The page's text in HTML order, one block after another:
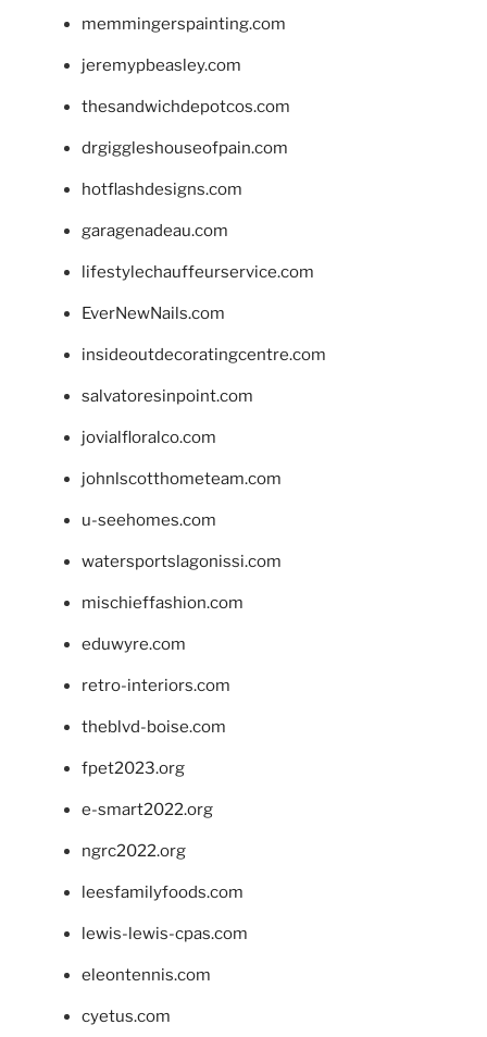
memmingerspainting.com
jeremypbeasley.com
thesandwichdepotcos.com
drgiggleshouseofpain.com
hotflashdesigns.com
garagenadeau.com
lifestylechauffeurservice.com
EverNewNails.com
insideoutdecoratingcentre.com
salvatoresinpoint.com
jovialfloralco.com
johnlscotthometeam.com
u-seehomes.com
watersportslagonissi.com
mischieffashion.com
eduwyre.com
retro-interiors.com
theblvd-boise.com
fpet2023.org
e-smart2022.org
ngrc2022.org
leesfamilyfoods.com
lewis-lewis-cpas.com
eleontennis.com
cyetus.com